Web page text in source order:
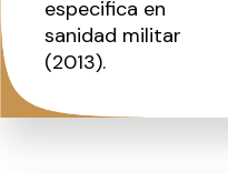
especifica en
sanidad militar
(2013).